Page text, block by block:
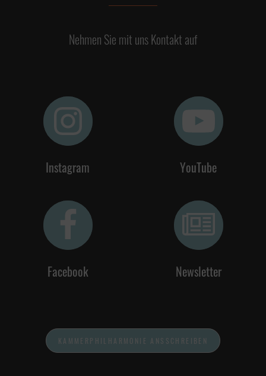
Nehmen Sie mit uns Kontakt auf
Instagram YouTube
Facebook Newsletter
KAMMERPHILHARMONIE ANSSCHREIBEN